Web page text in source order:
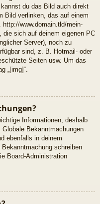
du das Bild auch direkt
Bild verlinken, das auf einem
www.domain.tld/mein-
die sich auf deinem eigenen PC
Server), noch zu
sind, z. B. Hotmail- oder
Seiten usw. Um das
„[img]“.
Informationen, deshalb
Bekanntmachungen
ebenfalls in deinem
schreiben
Board-Administration